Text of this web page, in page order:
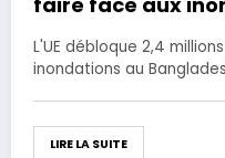
L'UE débloque 2,4
inondations au
LIRE LA SUITE